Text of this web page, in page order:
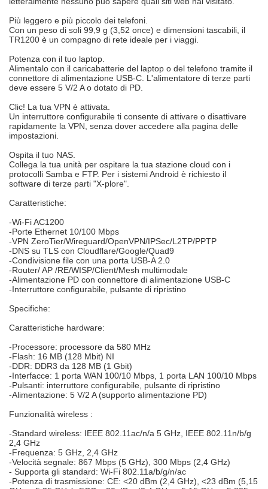
Più leggero e più piccolo dei telefoni.
Con un peso di soli 99,9 g (3,52 once) e dimensioni tascabili, il
TR1200 è un compagno di rete ideale per i viaggi.
Potenza con il tuo laptop.
Alimentalo con il caricabatterie del laptop o del telefono tramite il
connettore di alimentazione USB-C. L'alimentatore di terze parti
deve essere 5 V/2 A o dotato di PD.
Clic! La tua VPN è attivata.
Un interruttore configurabile ti consente di attivare o disattivare
rapidamente la VPN, senza dover accedere alla pagina delle
impostazioni.
Ospita il tuo NAS.
Collega la tua unità per ospitare la tua stazione cloud con i
protocolli Samba e FTP. Per i sistemi Android è richiesto il
software di terze parti "X-plore".
Caratteristiche:
-Wi-Fi AC1200
-Porte Ethernet 10/100 Mbps
-VPN ZeroTier/Wireguard/OpenVPN/IPSec/L2TP/PPTP
-DNS su TLS con Cloudflare/Google/Quad9
-Condivisione file con una porta USB-A 2.0
-Router/ AP /RE/WISP/Client/Mesh multimodale
-Alimentazione PD con connettore di alimentazione USB-C
-Interruttore configurabile, pulsante di ripristino
Specifiche:
Caratteristiche hardware:
-Processore: processore da 580 MHz
-Flash: 16 MB (128 Mbit) NI
-DDR: DDR3 da 128 MB (1 Gbit)
-Interfacce: 1 porta WAN 100/10 Mbps, 1 porta LAN 100/10 Mbps
-Pulsanti: interruttore configurabile, pulsante di ripristino
-Alimentazione: 5 V/2 A (supporto alimentazione PD)
Funzionalità wireless :
-Standard wireless: IEEE 802.11ac/n/a 5 GHz, IEEE 802.11n/b/g
2,4 GHz
-Frequenza: 5 GHz, 2,4 GHz
-Velocità segnale: 867 Mbps (5 GHz), 300 Mbps (2,4 GHz)
- Supporta gli standard: Wi-Fi 802.11a/b/g/n/ac
-Potenza di trasmissione: CE: <20 dBm (2,4 GHz), <23 dBm (5,15